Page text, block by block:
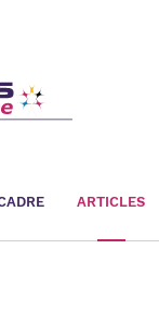
ARTICLES